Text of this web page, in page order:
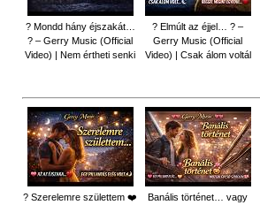
? Mondd hány éjszakát…
? – Gerry Music (Official
Video) | Nem értheti senki
? Elmúlt az éjjel… ? –
Gerry Music (Official
Video) | Csak álom voltál
? Szerelemre születtem ❤️
Banális történet… vagy